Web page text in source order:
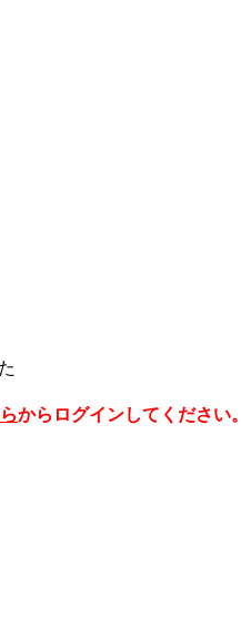
からログインしてください。